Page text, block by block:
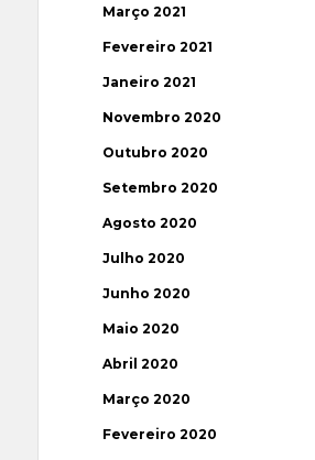
Março 2021
Fevereiro 2021
Janeiro 2021
Novembro 2020
Outubro 2020
Setembro 2020
Agosto 2020
Julho 2020
Junho 2020
Maio 2020
Abril 2020
Março 2020
Fevereiro 2020